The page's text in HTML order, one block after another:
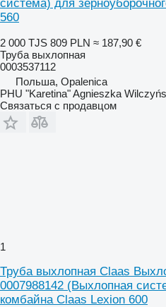
система) для
560
2 000 TJS 809 PLN ≈ 187,90 €
Труба выхлопная
0003537112
Польша, Opalenica
PHU "Karetina" Agnieszka
Связаться с продавцом
1
Труба выхлопная Claas
0007988142 (Выхлопная
комбайна Claas Lexion 600